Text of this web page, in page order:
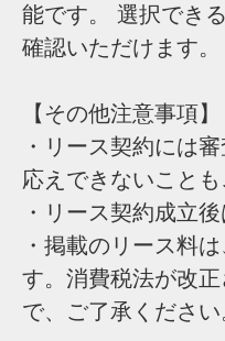
能です。 選択でき
確認いただけます。
【その他注意事項】
・リース契約には
応えできないこと
・リース契約成立
・掲載のリース料
す。消費税法が改
で、ご了承ください